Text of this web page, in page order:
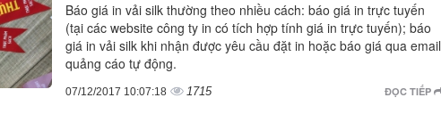
Báo giá in vải silk thường theo nhiều cách: báo giá in trực tuyến
(tại các website công ty in có tích hợp tính giá in trực tuyến); báo
giá in vải silk khi nhận được yêu cầu đặt in hoặc báo giá qua email
quảng cáo tự động.
ĐỌC TIẾP
07/12/2017 10:07:18 1715